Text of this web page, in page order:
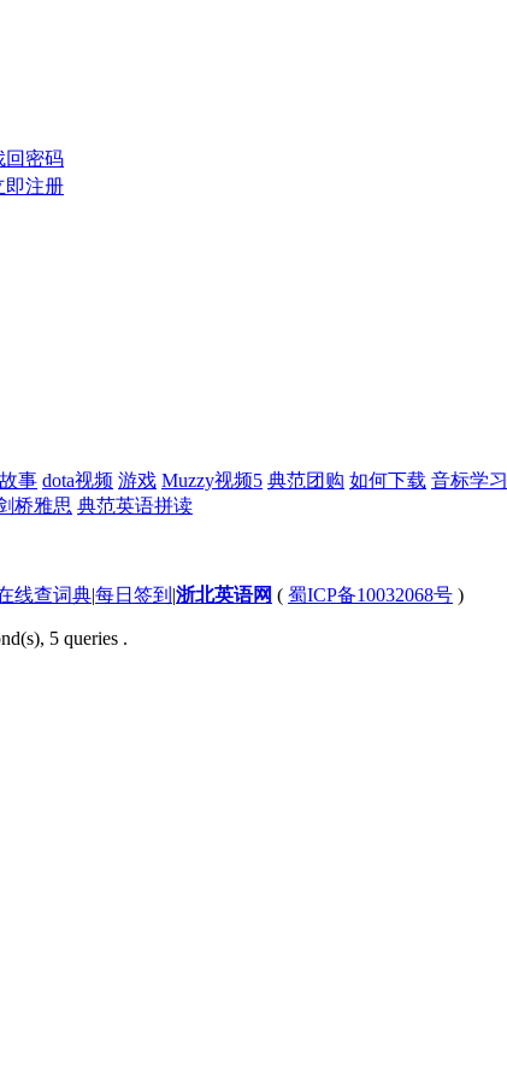
回密码
即注册
事 dota视频 游戏 Muzzy视频5 典范团购 如何下载 音标学习
桥雅思 典范英语拼读
线查词典|每日签到 |浙北英语网 ( 蜀ICP备10032068号 )
5 queries .